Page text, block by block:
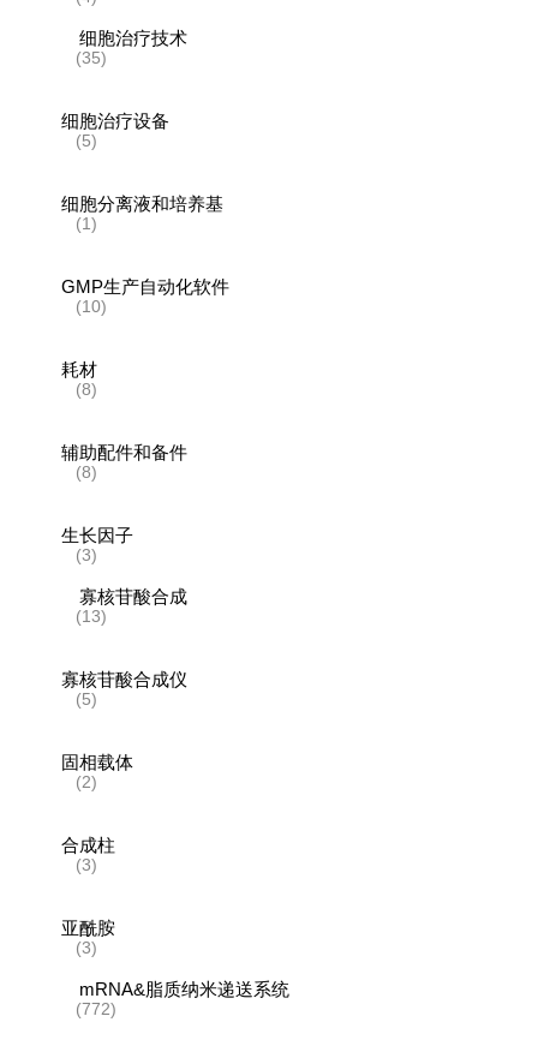
细胞治疗技术
(35)
细胞治疗设备
(5)
细胞分离液和培养基
(1)
GMP生产自动化软件
(10)
耗材
(8)
辅助配件和备件
(8)
生长因子
(3)
寡核苷酸合成
(13)
寡核苷酸合成仪
(5)
固相载体
(2)
合成柱
(3)
亚酰胺
(3)
mRNA&脂质纳米递送系统
(772)